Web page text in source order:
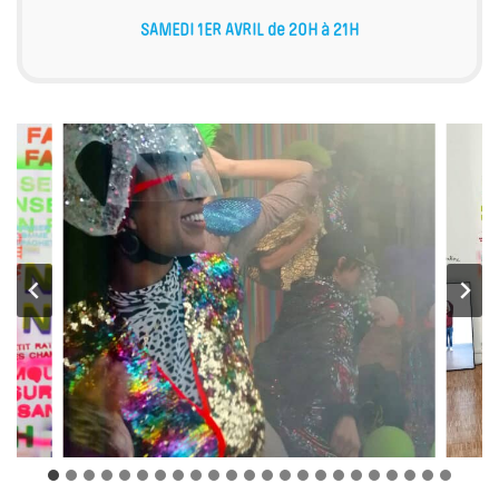
SAMEDI 1ER AVRIL de 20H à 21H